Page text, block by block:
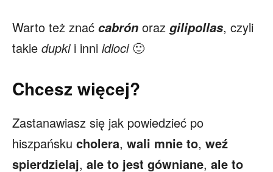
Warto też znać cabrón oraz gilipollas, czyli
takie dupkii inni idioci🙂
Chcesz więcej?
Zastanawiasz się jak powiedzieć po
hiszpańsku cholera, wali mnie to, weź
spierdzielaj, ale to jest gówniane, ale to